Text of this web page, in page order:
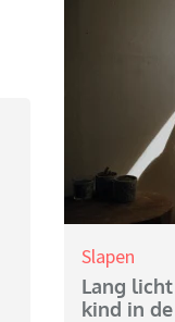
Slapen
Lang
kind in